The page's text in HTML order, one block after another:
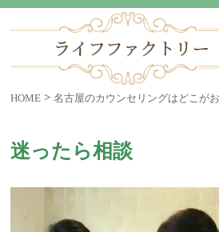
HOME >名古屋のカウンセリングはどこが
迷ったら相談